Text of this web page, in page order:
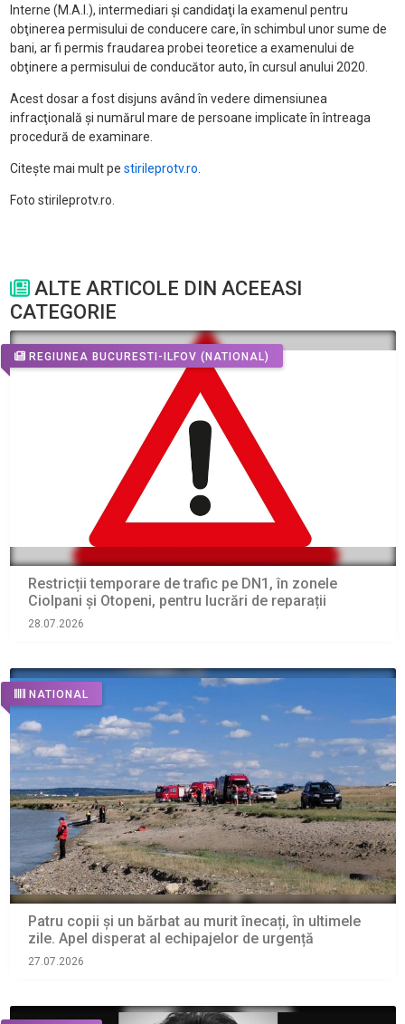
Interne (M.A.I.), intermediari şi candidaţi la examenul pentru
obţinerea permisului de conducere care, în schimbul unor sume de
bani, ar fi permis fraudarea probei teoretice a examenului de
obţinere a permisului de conducător auto, în cursul anului 2020.
Acest dosar a fost disjuns având în vedere dimensiunea
infracţională şi numărul mare de persoane implicate în întreaga
procedură de examinare.
Citește mai mult pe stirileprotv.ro.
Foto stirileprotv.ro.
ALTE ARTICOLE DIN ACEEASI
CATEGORIE
REGIUNEA BUCURESTI-ILFOV (NATIONAL)
Restricții temporare de trafic pe DN1, în zonele
Ciolpani și Otopeni, pentru lucrări de reparații
28.07.2026
NATIONAL
Patru copii și un bărbat au murit înecați, în ultimele
zile. Apel disperat al echipajelor de urgență
27.07.2026